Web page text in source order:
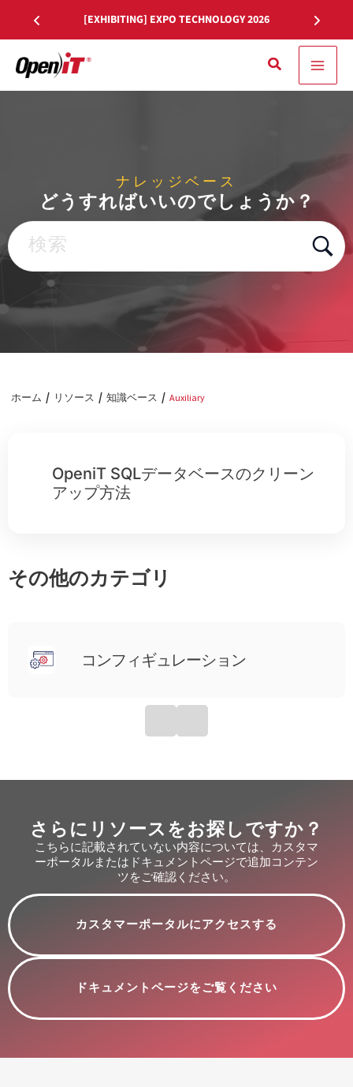
ン
[EXHIBITING] EXPO TECHNOLOGY 2026
検
ナレッジベース
どうすればいいのでしょうか？
ホーム リソース 知識ベース Auxiliary
OpeniT SQLデータベースのクリーン
アップ方法
その他のカテゴリ
コンフィギュレーション
さらにリソースをお探しですか？
こちらに記載されていない内容については、カスタマ
ーポータルまたはドキュメントページで追加コンテン
ツをご確認ください。
カスタマーポータルにアクセスする
ドキュメントページをご覧ください